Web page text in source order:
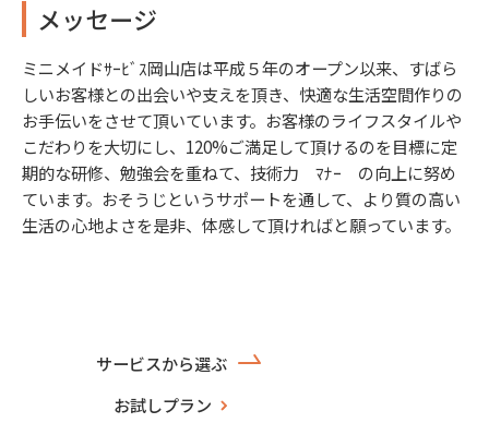
メッセージ
ミニメイドｻｰﾋﾞｽ岡山店は平成５年のオープン以来、すばら
しいお客様との出会いや支えを頂き、快適な生活空間作りの
お手伝いをさせて頂いています。お客様のライフスタイルや
こだわりを大切にし、120%ご満足して頂けるのを目標に定
期的な研修、勉強会を重ねて、技術力 ﾏﾅｰ の向上に努め
ています。おそうじというサポートを通して、より質の高い
生活の心地よさを是非、体感して頂ければと願っています。
サービスから選ぶ
お試しプラン